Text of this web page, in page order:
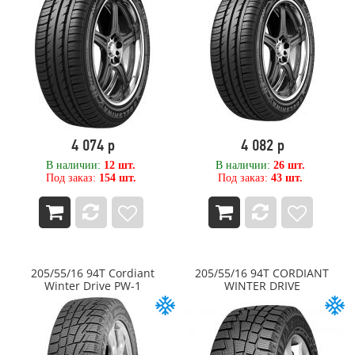
520
525
530
540
550
560
580
600
620
650
680
7,00
710
750
780
8,00
Kleber
KPATOS
Kumho
LANDROCK
LANDSAIL
Landspider
Laufenn
LINGLONG
LingLong Leao
Marcher
Marshal
Matador
Maxam
MEDVED
METEOR
Metzeler
Michelin
MIRAGE
4 074 р
В наличии: 12 шт.
Под заказ: 154 шт.
4 082 р
В наличии:26 шт.
Под заказ:43 шт.
205/55/16 94T Cordiant
Winter Drive PW-1
205/55/16 94T CORDIANT
WINTER DRIVE